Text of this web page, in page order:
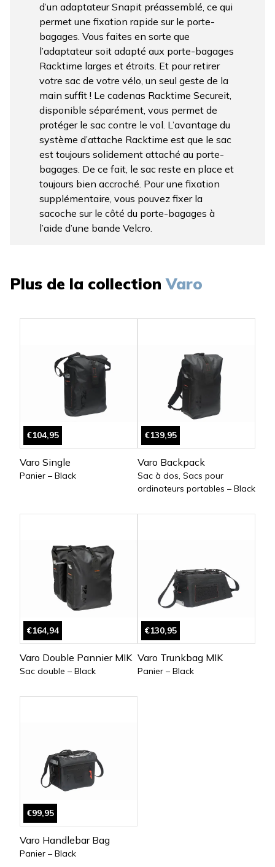
d’un adaptateur Snapit préassemblé, ce qui
permet une fixation rapide sur le porte-
bagages. Vous faites en sorte que
l’adaptateur soit adapté aux porte-bagages
Racktime larges et étroits. Et pour retirer
votre sac de votre vélo, un seul geste de la
main suffit ! Le cadenas Racktime Secureit,
disponible séparément, vous permet de
protéger le sac contre le vol. L’avantage du
système d’attache Racktime est que le sac
est toujours solidement attaché au porte-
bagages. De ce fait, le sac reste en place et
toujours bien accroché. Pour une fixation
supplémentaire, vous pouvez fixer la
sacoche sur le côté du porte-bagages à
l’aide d’une bande Velcro.
Plus de la collection Varo
€104,95
Varo Single
Panier – Black
€139,95
Varo Backpack
Sac à dos, Sacs pour
ordinateurs portables – Black
€164,94
Varo Double Pannier MIK
Sac double – Black
€130,95
Varo Trunkbag MIK
Panier – Black
€99,95
Varo Handlebar Bag
Panier – Black